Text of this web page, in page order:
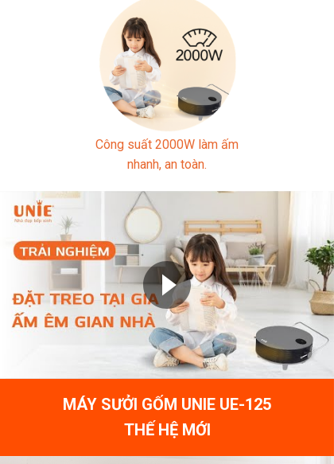
Công suất 2000W làm ấm
nhanh, an toàn.
MÁY SƯỞI GỐM UNIE UE-125
THẾ HỆ MỚI